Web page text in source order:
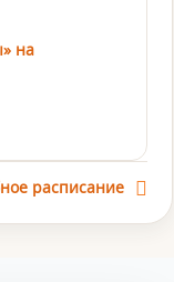
на
расписание